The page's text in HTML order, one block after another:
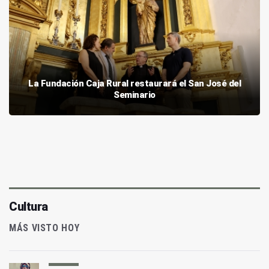
La Fundación Caja Rural restaurará el San José del
Seminario
Cultura
MÁS VISTO HOY